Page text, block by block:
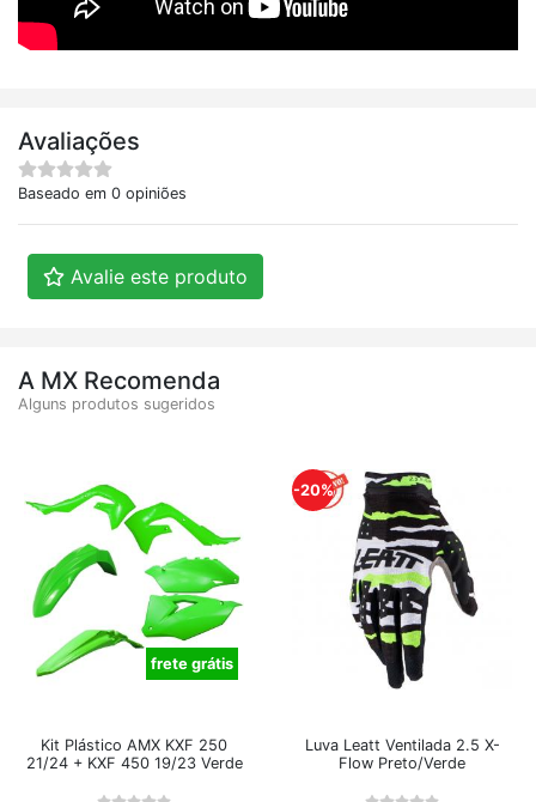
Avaliações
Baseado em 0 opiniões
Avalie este produto
A MX Recomenda
Alguns produtos sugeridos
frete grátis
Kit Plástico AMX KXF 250
21/24 + KXF 450 19/23 Verde
-20%
Luva Leatt Ventilada 2.5 X-
Flow Preto/Verde